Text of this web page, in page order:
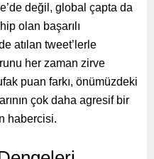
değil, global çapta da
olan başarılı
atılan tweet’lerle
her zaman zirve
puan farkı, önümüzdeki
çok daha agresif bir
habercisi.